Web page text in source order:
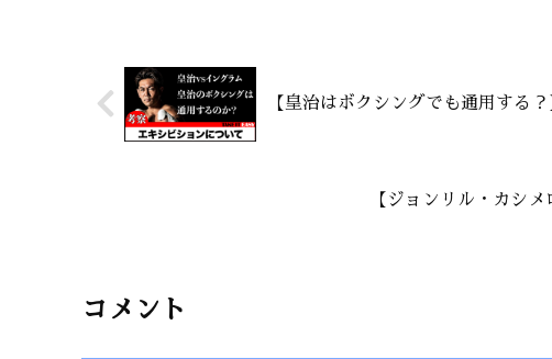
【皇治はボクシングでも通用する
【ジョンリル・カシ
コメント